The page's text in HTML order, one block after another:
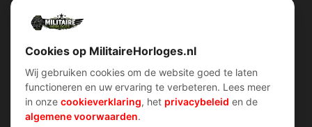
Militairehorloges.nl is de exclusieve importeur en distributeur van
Snel menu
Home
Over ons
klantenservice
Cookies op MilitaireHorloges.nl
Wij gebruiken cookies om de website goed te laten
functioneren en uw ervaring te verbeteren. Lees meer
in onze cookieverklaring, het privacybeleid en de
algemene voorwaarden.